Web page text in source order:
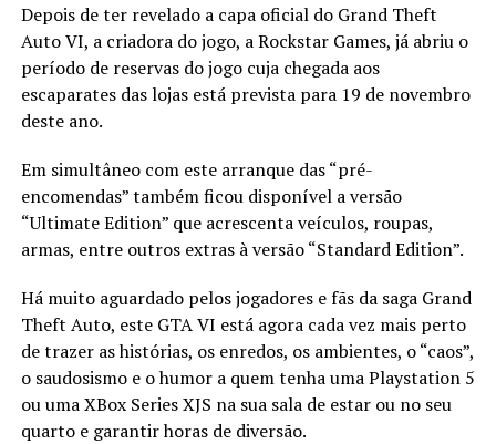
Depois de ter revelado a capa oficial do Grand Theft
Auto VI, a criadora do jogo, a Rockstar Games, já abriu o
período de reservas do jogo cuja chegada aos
escaparates das lojas está prevista para 19 de novembro
deste ano.
Em simultâneo com este arranque das “pré-
encomendas” também ficou disponível a versão
“Ultimate Edition” que acrescenta veículos, roupas,
armas, entre outros extras à versão “Standard Edition”.
Há muito aguardado pelos jogadores e fãs da saga Grand
Theft Auto, este GTA VI está agora cada vez mais perto
de trazer as histórias, os enredos, os ambientes, o “caos”,
o saudosismo e o humor a quem tenha uma Playstation 5
ou uma XBox Series XJS na sua sala de estar ou no seu
quarto e garantir horas de diversão.